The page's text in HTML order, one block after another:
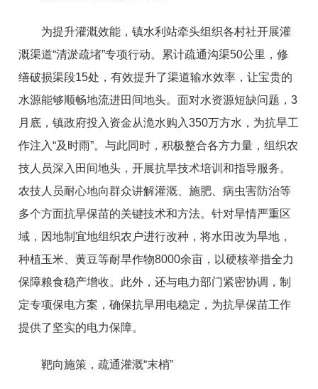
为提升灌溉效能，镇水利站牵头组织各村社开展灌
溉渠道“清淤疏堵”专项行动。累计疏通沟渠50公里，修
缮破损渠段15处，有效提升了渠道输水效率，让宝贵的
水源能够顺畅地流进田间地头。面对水资源短缺问题，3
月底，镇政府投入资金从洈水购入350万方水，为抗旱工
作注入“及时雨”。与此同时，积极整合各方力量，组织农
技人员深入田间地头，开展抗旱技术培训和指导服务。
农技人员耐心地向群众讲解灌溉、施肥、病虫害防治等
多个方面抗旱保苗的关键技术和方法。针对旱情严重区
域，因地制宜地组织农户进行改种，将水田改为旱地，
种植玉米、黄豆等耐旱作物8000余亩，以硬核举措全力
保障粮食稳产增收。此外，还与电力部门紧密协调，制
定专项保电方案，确保抗旱用电稳定，为抗旱保苗工作
提供了坚实的电力保障。
靶向施策，疏通灌溉“末梢”